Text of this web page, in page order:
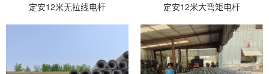
定安12米无拉线电杆 定安12米大弯矩电杆